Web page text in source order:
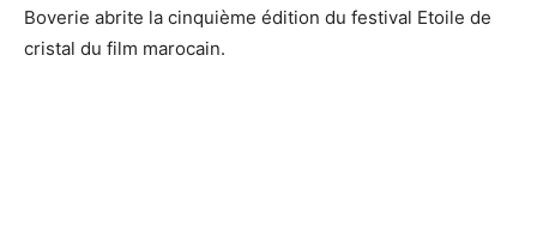
Boverie abrite la cinquième édition du festival Etoile de
cristal du film marocain.